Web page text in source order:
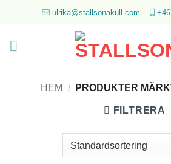
ulrika@stallsonakull.com
HEM / PRODUKTER
FILTRERA